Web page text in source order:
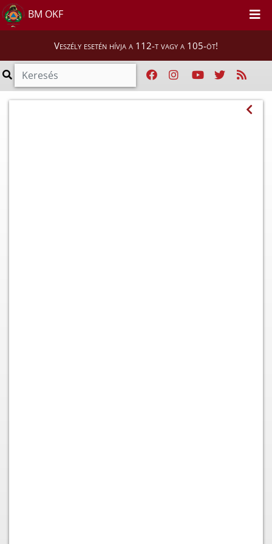
BM OKF
Veszély esetén hívja a 112-t vagy a 105-öt!